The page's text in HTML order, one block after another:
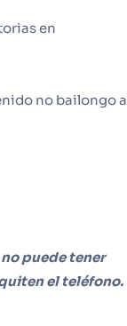
en
no bailongo a
no puede tener
el teléfono.